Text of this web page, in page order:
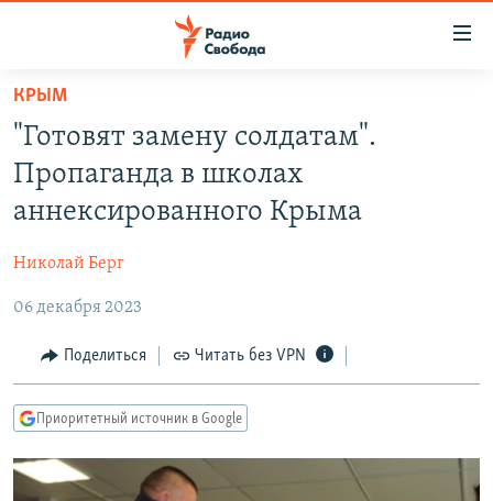
упрощенного
доступа
Вернуться
основному
Вернутся
навигации
Вернутся
поиску
ПРОГРАММЫ
АВТОРСКИЕ ПРОЕКТЫ
МНЕНИЯ
КУЛЬТУРА
IDEL.РЕАЛИИ
СЕВЕР.РЕАЛИИ
СИБИРЬ.РЕАЛИИ
КРЫМ
"Готовят замену солдатам".
Пропаганда в школах
аннексированного Крыма
Николай Берг
06 декабря 2023
Поделиться Читать без VPN
Приоритетный источник в Google